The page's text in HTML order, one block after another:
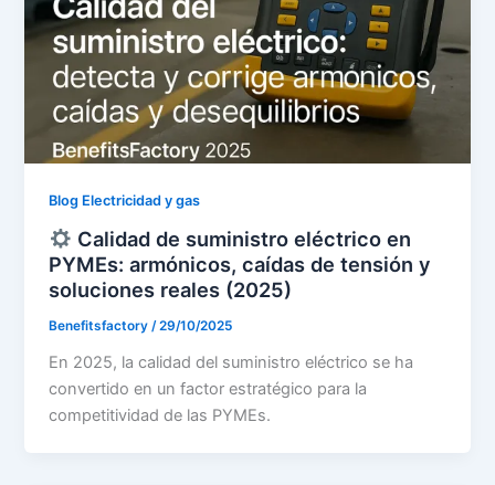
Blog Electricidad y gas
Calidad de suministro eléctrico en
PYMEs: armónicos, caídas de tensión y
soluciones reales (2025)
Benefitsfactory/29/10/2025
En 2025, la calidad del suministro eléctrico se ha
convertido en un factor estratégico para la
competitividad de las PYMEs.